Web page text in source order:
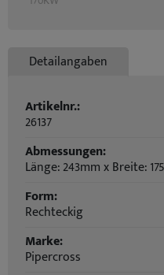
Detailangaben
Artikelnr.:
26137
Abmessungen:
Länge: 243mm x Breite:
Form:
Rechteckig
Marke:
Pipercross